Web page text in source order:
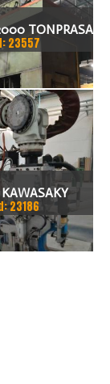
TONPRASA
3200 X
23557
23186